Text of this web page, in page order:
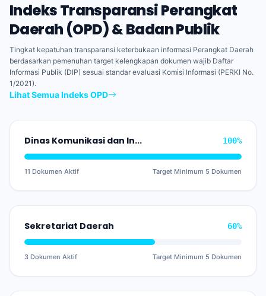
Indeks Transparansi Perangkat
Daerah (OPD) & Badan Publik
Tingkat kepatuhan transparansi keterbukaan informasi Perangkat Daerah
berdasarkan pemenuhan target kelengkapan dokumen wajib Daftar
Informasi Publik (DIP) sesuai standar evaluasi Komisi Informasi (PERKI No.
1/2021).
Lihat Semua Indeks OPD
Dinas Komunikasi dan Informatika 100%
11 Dokumen Aktif Target Minimum 5 Dokumen
Sekretariat Daerah 60%
3 Dokumen Aktif Target Minimum 5 Dokumen